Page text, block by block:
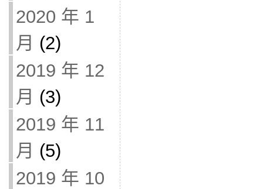
2020 年 1
月 (2)
2019 年 12
月 (3)
2019 年 11
月 (5)
2019 年 10